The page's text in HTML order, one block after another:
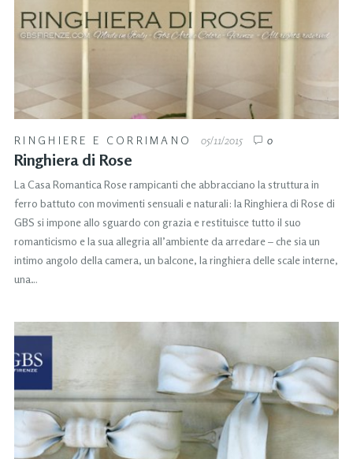
RINGHIERE E CORRIMANO 05/11/2015 0
Ringhiera di Rose
La Casa Romantica Rose rampicanti che abbracciano la struttura in
ferro battuto con movimenti sensuali e naturali: la Ringhiera di Rose di
GBS si impone allo sguardo con grazia e restituisce tutto il suo
romanticismo e la sua allegria all’ambiente da arredare – che sia un
intimo angolo della camera, un balcone, la ringhiera delle scale interne,
una…